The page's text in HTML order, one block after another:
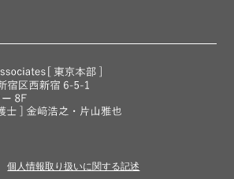
個人情報取り扱いに関する記述